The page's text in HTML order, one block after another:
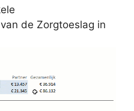
de Zorgtoeslag in